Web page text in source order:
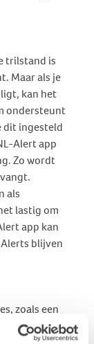
trilstand is
Maar als je
kan het
ondersteunt
dit ingesteld
Alert app
Zo wordt
als
lastig om
app kan
blijven
zoals een
wat er